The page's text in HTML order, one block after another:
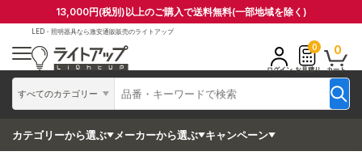
13,000円(税別)以上のご購入で送料無料(一部地域を除く)
LED・照明器具なら激安通販販売のライトアップ
すべてのカテゴリー
ログイン
0
お見積り
0
カート
カテゴリーから選ぶ メーカーから選ぶ キャンペーン